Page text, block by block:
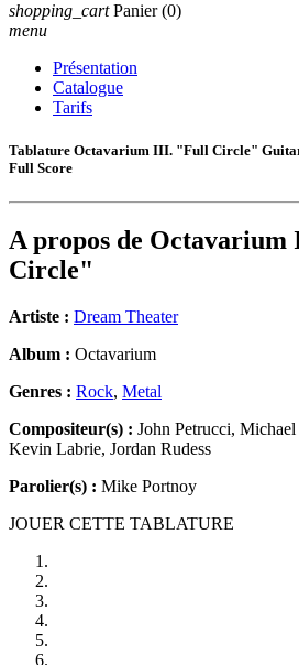
shopping_cart Panier (0)
menu
Présentation
Catalogue
Tarifs
Tablature Octavarium III. "Full Circle"
Full Score
A propos de
Circle"
Artiste : Dream Theater
Album : Octavarium
Genres : Rock, Metal
Compositeur(s) : John Petrucci,
Kevin Labrie, Jordan Rudess
Parolier(s) : Mike Portnoy
JOUER CETTE TABLATURE